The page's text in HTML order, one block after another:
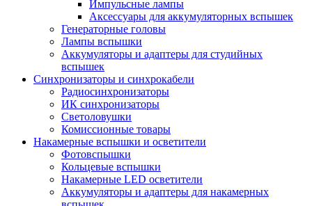
Импульсные лампы
Аксессуары для аккумуляторных вспышек
Генераторные головы
Лампы вспышки
Аккумуляторы и адаптеры для студийных
вспышек
Синхронизаторы и синхрокабели
Радиосинхронизаторы
ИК синхронизаторы
Светоловушки
Комиссионные товары
Накамерные вспышки и осветители
Фотовспышки
Кольцевые вспышки
Накамерные LED осветители
Аккумуляторы и адаптеры для накамерных